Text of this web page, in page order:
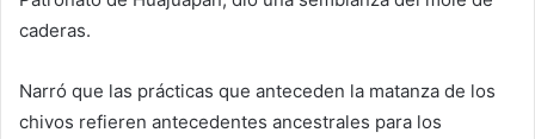
caderas.
Narró que las prácticas que anteceden la matanza de los
chivos refieren antecedentes ancestrales para los